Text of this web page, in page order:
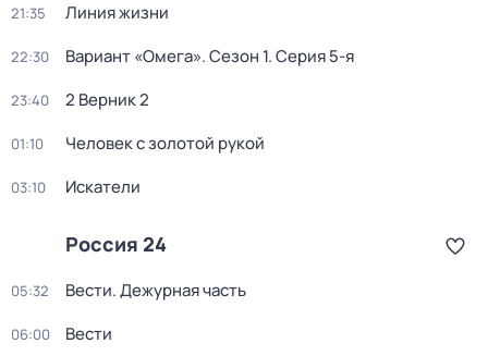
21:35 Линия жизни
22:30 Вариант «Омега». Сезон 1. Серия 5-я
23:40 2 Верник 2
01:10 Человек с золотой рукой
03:10 Искатели
Россия 24
05:32 Вести. Дежурная часть
06:00 Вести